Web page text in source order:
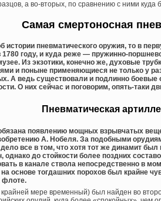
а во-вторых, по сравнению с ними куда
Самая смертоносная
истории пневматического оружия, то в
году, и куда реже — пружинно-
Из экзотики, конечно же, духовые
и поныне применяющиеся не только у
А ведь существовали и подлинно боевые
О них сейчас и поговорим, опять-таки
Пневматическая
появлению мощных взрывчатых
А. Нобеля. За подобными
все в том, что хотя тот же динамит
до стойкости более поздних
в канале ствола непосредственно в
основе тогдашних порохов был крайне
флоте.
мере временный) был найден во